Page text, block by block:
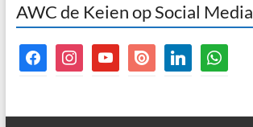
AWC de Keien op Social Media
facebookinstagramyoutubeissuu linkedinwhatsapp